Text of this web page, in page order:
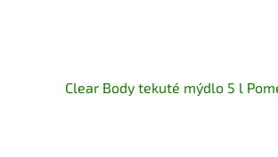
Clear Body tekuté mýdlo 5 l